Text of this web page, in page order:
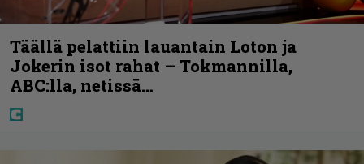
Täällä pelattiin lauantain Loton ja
Jokerin isot rahat – Tokmannilla,
ABC:lla, netissä…